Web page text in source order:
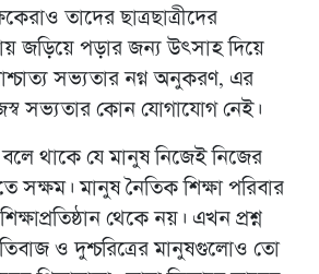
তাদের ছাত্রছাত্রীদের
জড়িয়ে পড়ার জন্য উৎসাহ দিয়ে
সভ্যতার নগ্ন অনুকরণ, এর
সভ্যতার কোন যোগাযোগ নেই।
বলে থাকে যে মানুষ নিজেই নিজের
সক্ষম। মানুষ নৈতিক শিক্ষা পরিবার
থেকে নয়। এখন প্রশ্ন
ও দুশ্চরিত্রের মানুষগুলোও তো